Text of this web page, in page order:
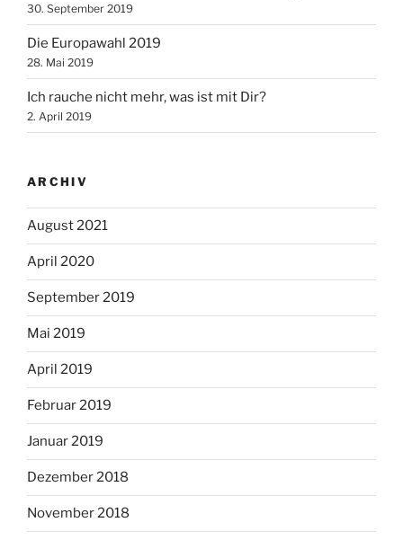
30. September 2019
Die Europawahl 2019
28. Mai 2019
Ich rauche nicht mehr, was ist mit Dir?
2. April 2019
ARCHIV
August 2021
April 2020
September 2019
Mai 2019
April 2019
Februar 2019
Januar 2019
Dezember 2018
November 2018